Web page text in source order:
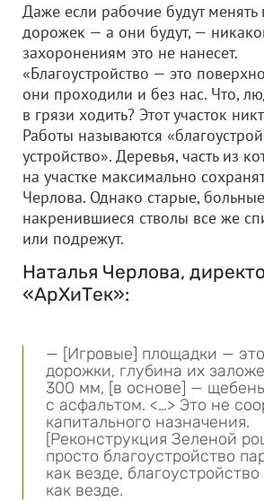
Даже если рабочие будут менять
дорожек — а они будут, —
захоронениям это не нанесет.
«Благоустройство — это
они проходили и без нас. Что,
в грязи ходить? Этот участок
Работы называются
устройство». Деревья, часть из
на участке максимально
Черлова. Однако старые,
накренившиеся стволы все же
или подрежут.
Наталья Черлова,
«АрХиТек»:
— [Игровые] площадки —
дорожки, глубина их
300 мм, [в основе] — щебень
с асфальтом. <…> Это не
капитального назначения.
[Реконструкция Зеленой
просто благоустройство
как везде,
как везде.